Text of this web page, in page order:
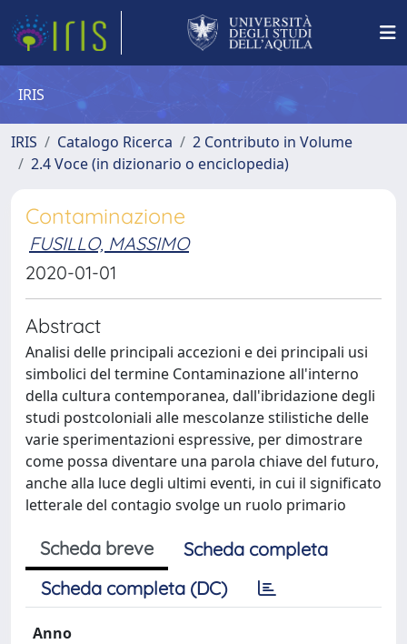
IRIS
IRIS Catalogo Ricerca
2 Contributo in Volume
2.4 Voce (in dizionario o enciclopedia)
Contaminazione
FUSILLO, MASSIMO
2020-01-01
Abstract
Analisi delle principali accezioni e dei principali usi
simbolici del termine Contaminazione all'interno
della cultura contemporanea, dall'ibridazione degli
studi postcoloniali alle mescolanze stilistiche delle
varie sperimentazioni espressive, per dimostrare
come possa diventare una parola chiave del futuro,
anche alla luce degli ultimi eventi, in cui il significato
letterale del contagio svolge un ruolo primario
Scheda breve
Scheda completa
Scheda completa (DC)
Anno